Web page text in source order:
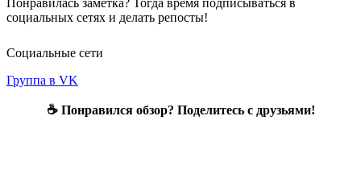
социальных сетях и делать репосты!
Социальные сети
Группа в VK
☕ Понравился обзор? Поделитесь с друзьями!